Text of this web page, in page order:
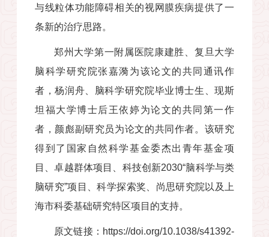
与线粒体功能障碍相关的视网膜疾病提供了一
条新的治疗思路。
郑州大学第一附属医院康建胜、复旦大学
脑科学研究院张嘉漪为该论文的共同通讯作
者，杨润舟、脑科学研究院毕业博士生、现斯
坦福大学博士后王依婷为论文的共同第一作
者，颜彪副研究员为论文的共同作者。该研究
得到了国家自然科学基金委杰出青年基金项
目、卓越群体项目、科技创新2030“脑科学与类
脑研究”项目、科学探索奖、尚思研究院以及上
海市科委基础研究特区项目的支持。
原文链接： https://doi.org/10.1038/s41392-